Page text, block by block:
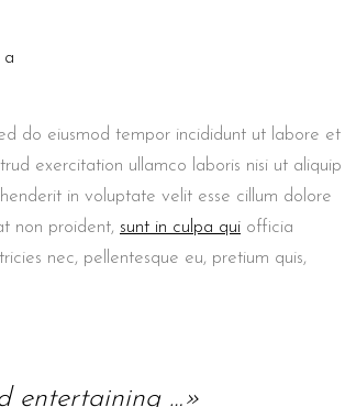
do eiusmod tempor incididunt ut labore et
exercitation ullamco laboris nisi ut aliquip
in voluptate velit esse cillum dolore
non proident, sunt in culpa qui officia
nec, pellentesque eu, pretium quis,
entertaining …»